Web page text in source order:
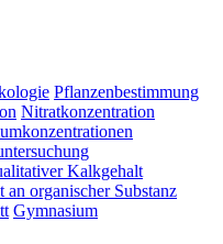
Pflanzenbestimmung
Nitratkonzentration
Kalkgehalt
an organischer Substanz
Gymnasium